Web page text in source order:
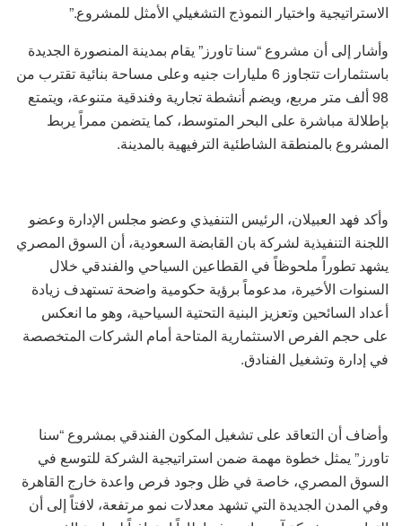
الاستراتيجية واختيار النموذج التشغيلي الأمثل للمشروع.”
وأشار إلى أن مشروع “سنا تاورز” يقام بمدينة المنصورة الجديدة
باستثمارات تتجاوز 6 مليارات جنيه وعلى مساحة بنائية تقترب من
98 ألف متر مربع، ويضم أنشطة تجارية وفندقية متنوعة، ويتمتع
بإطلالة مباشرة على البحر المتوسط، كما يتضمن ممراً يربط
المشروع بالمنطقة الشاطئية الترفيهية بالمدينة.
وأكد فهد العبيلان، الرئيس التنفيذي وعضو مجلس الإدارة وعضو
اللجنة التنفيذية لشركة بان القابضة السعودية، أن السوق المصري
يشهد تطوراً ملحوظاً في القطاعين السياحي والفندقي خلال
السنوات الأخيرة، مدعوماً برؤية حكومية واضحة تستهدف زيادة
أعداد السائحين وتعزيز البنية التحتية السياحية، وهو ما انعكس
على حجم الفرص الاستثمارية المتاحة أمام الشركات المتخصصة
في إدارة وتشغيل الفنادق.
وأضاف أن التعاقد على تشغيل المكون الفندقي بمشروع “سنا
تاورز” يمثل خطوة مهمة ضمن استراتيجية الشركة للتوسع في
السوق المصري، خاصة في ظل وجود فرص واعدة خارج القاهرة
وفي المدن الجديدة التي تشهد معدلات نمو مرتفعة، لافتاً إلى أن